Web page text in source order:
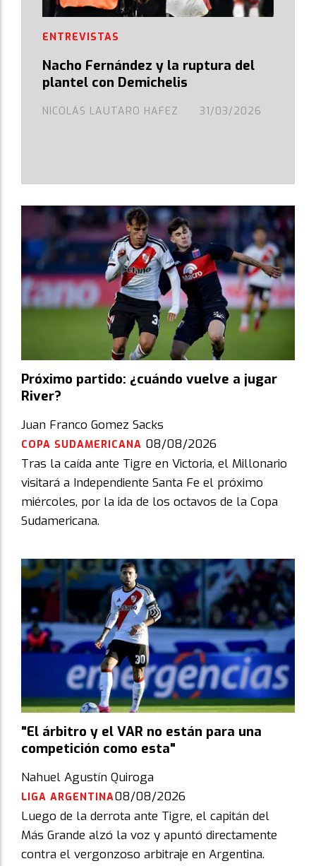
Nacho Fernández y la ruptura del
plantel con Demichelis
NICOLÁS LAUTARO HAFEZ
ENTREVISTAS
31/03/2026
Próximo partido: ¿cuándo vuelve a jugar
River?
Juan Franco Gomez Sacks
COPA SUDAMERICANA 08/08/2026
Tras la caída ante Tigre en Victoria, el Millonario
visitará a Independiente Santa Fe el próximo
miércoles, por la ida de los octavos de la Copa
Sudamericana.
"El árbitro y el VAR no están para una
competición como esta"
Nahuel Agustín Quiroga
LIGA ARGENTINA08/08/2026
Luego de la derrota ante Tigre, el capitán del
Más Grande alzó la voz y apuntó directamente
contra el vergonzoso arbitraje en Argentina.